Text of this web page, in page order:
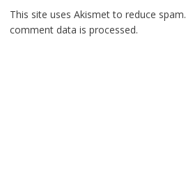
This site uses Akismet to reduce spam.
comment data is processed.